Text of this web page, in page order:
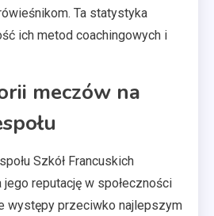
Ta statystyka
ich metod coachingowych i
meczów na
Szkół Francuskich
jego reputację w społeczności
występy przeciwko najlepszym